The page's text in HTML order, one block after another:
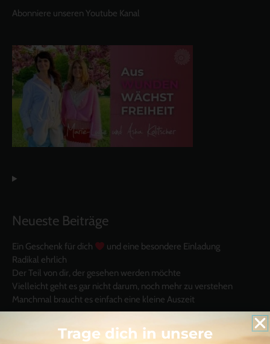
Abonniere unseren Youtube Kanal
Neueste Beiträge
Ein Geschenk für dich
und eine besondere Einladung
Radikal ehrlich
Der Teil von dir, der gesehen werden möchte
Vielleicht geht es gar nicht darum, noch mehr zu verstehen
Manchmal braucht es einfach eine kleine Auszeit
Trage dich in unsere